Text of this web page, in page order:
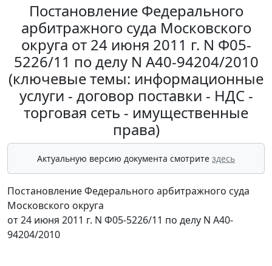
Постановление Федерального
арбитражного суда Московского
округа от 24 июня 2011 г. N Ф05-
5226/11 по делу N А40-94204/2010
(ключевые темы: информационные
услуги - договор поставки - НДС -
торговая сеть - имущественные
права)
Актуальную версию документа смотрите здесь
Постановление Федерального арбитражного суда
Московского округа
от 24 июня 2011 г. N Ф05-5226/11 по делу N А40-
94204/2010